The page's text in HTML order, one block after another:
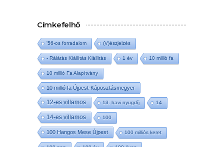
Címkefelhő
'56-os forradalom (V)észjelzés
- Rálátás Kiállítás Kiállítás 1 év 10 millió fa
10 millió Fa Alapítvány
10 millió fa Újpest-Káposztásmegyer
12-es villamos 13. havi nyugdíj 14
14-es villamos 100
100 Hangos Mese Újpest 100 milliós keret